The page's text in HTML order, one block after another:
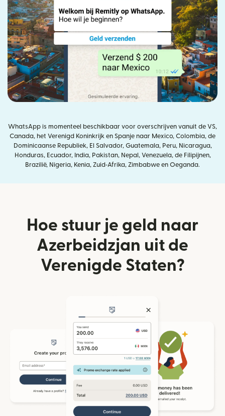
WhatsApp is momenteel beschikbaar voor overschrijven vanuit de VS,
Canada, het Verenigd Koninkrijk en Spanje naar Mexico, Colombia, de
Dominicaanse Republiek, El Salvador, Guatemala, Peru, Nicaragua,
Honduras, Ecuador, India, Pakistan, Nepal, Venezuela, de Filipijnen,
Brazilië, Nigeria, Kenia, Zuid‑Afrika, Zimbabwe en Oeganda.
Hoe stuur je geld naar
Azerbeidzjan uit de
Verenigde Staten?